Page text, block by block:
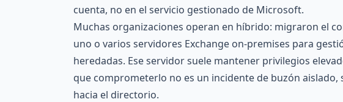
cuenta, no en el servicio gestionado de Microsoft.
Muchas organizaciones operan en híbrido: migraron el
uno o varios servidores Exchange on-premises para
heredadas. Ese servidor suele mantener privilegios
que comprometerlo no es un incidente de buzón aislado,
hacia el directorio.